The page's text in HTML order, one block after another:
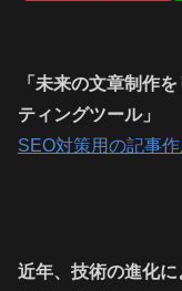
「未来の文章制作
ティングツール」
SEO対策用の記事
近年、技術の進化